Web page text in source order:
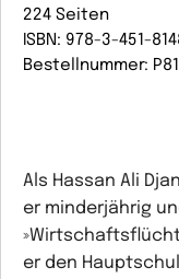
224 Seiten
ISBN: 978-3-451-
Bestellnummer:
Als Hassan Ali
er minderjährig
er den